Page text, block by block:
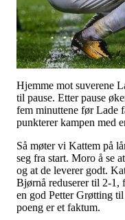
Hjemme mot suverene
til pause. Etter pause
fem minuttene før Lade
punkterer kampen med
Så møter vi Kattem på
seg fra start. Moro å se
og at de leverer godt.
Bjørnå reduserer til 2-1,
en god Petter Grøtting
poeng er et faktum.